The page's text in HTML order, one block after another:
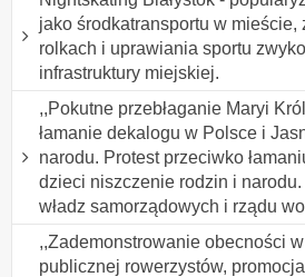
jako środkatransportu w mieście,
rolkach i uprawiania sportu
infrastruktury miejskiej.
,,Pokutne przebłaganie Maryi
łamanie dekalogu w Polsce i
narodu. Protest przeciwko
dzieci niszczenie rodzin i
władz samorządowych i rządu
,,Zademonstrowanie obecności
publicznej rowerzystów,